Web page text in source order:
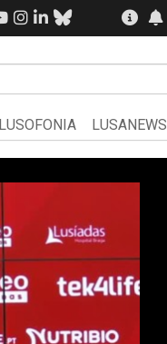
LUSOFONIA LUSANEWS